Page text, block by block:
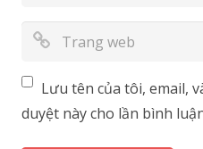
Lưu tên của tôi, email,
duyệt này cho lần bình